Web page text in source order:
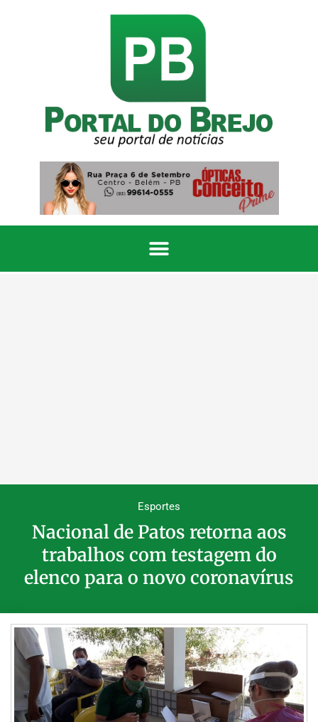
Esportes
Nacional de Patos retorna aos
trabalhos com testagem do
elenco para o novo coronavírus